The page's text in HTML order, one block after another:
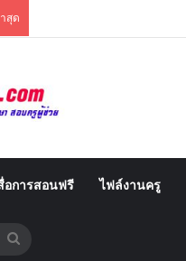
สุด
อการสอนฟรี ไฟล์งานครู